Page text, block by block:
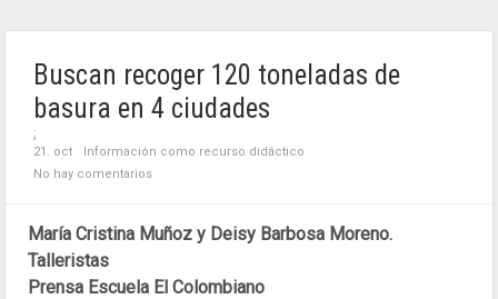
Buscan recoger 120 toneladas de
basura en 4 ciudades
;
21. oct
Información como recurso didáctico
No hay comentarios
María Cristina Muñoz y Deisy Barbosa Moreno.
Talleristas
Prensa Escuela El Colombiano